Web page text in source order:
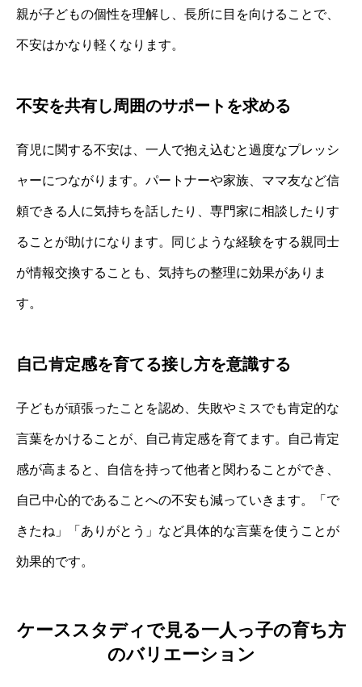
親が子どもの個性を理解し、長所に目を向けることで、
不安はかなり軽くなります。
不安を共有し周囲のサポートを求める
育児に関する不安は、一人で抱え込むと過度なプレッシ
ャーにつながります。パートナーや家族、ママ友など信
頼できる人に気持ちを話したり、専門家に相談したりす
ることが助けになります。同じような経験をする親同士
が情報交換することも、気持ちの整理に効果がありま
す。
自己肯定感を育てる接し方を意識する
子どもが頑張ったことを認め、失敗やミスでも肯定的な
言葉をかけることが、自己肯定感を育てます。自己肯定
感が高まると、自信を持って他者と関わることができ、
自己中心的であることへの不安も減っていきます。「で
きたね」「ありがとう」など具体的な言葉を使うことが
効果的です。
ケーススタディで見る一人っ子の育ち方
のバリエーション